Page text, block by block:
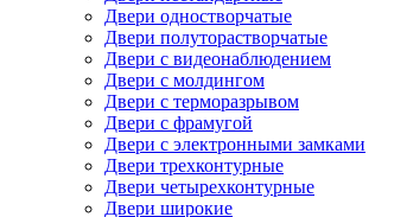
Двери одностворчатые
Двери полуторастворчатые
Двери с видеонаблюдением
Двери с молдингом
Двери с терморазрывом
Двери с фрамугой
Двери с электронными замками
Двери трехконтурные
Двери четырехконтурные
Двери широкие